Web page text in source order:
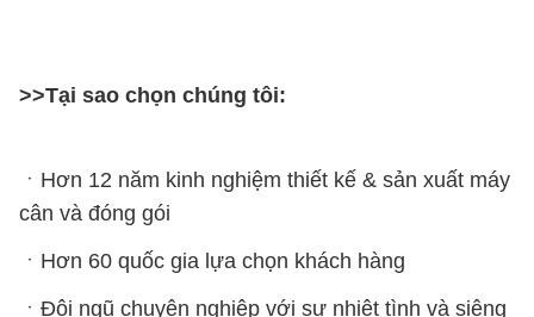
>>Tại sao chọn chúng tôi:
ㆍHơn 12 năm kinh nghiệm thiết kế & sản xuất máy
cân và đóng gói
ㆍHơn 60 quốc gia lựa chọn khách hàng
ㆍĐội ngũ chuyên nghiệp với sự nhiệt tình và siêng